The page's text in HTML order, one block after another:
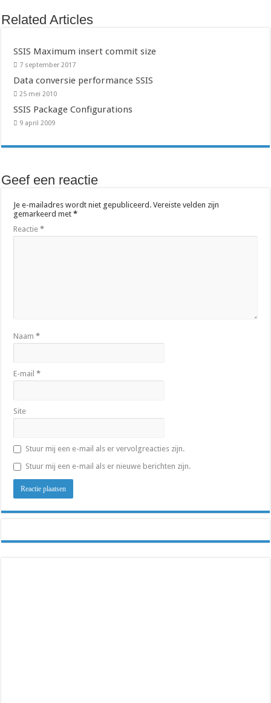
Related Articles
SSIS Maximum insert commit size
7 september 2017
Data conversie performance SSIS
25 mei 2010
SSIS Package Configurations
9 april 2009
Geef een reactie
Je e-mailadres wordt niet gepubliceerd. Vereiste velden zijn
gemarkeerd met*
Reactie*
Naam*
E-mail*
Site
Stuur mij een e-mail als er vervolgreacties zijn.
Stuur mij een e-mail als er nieuwe berichten zijn.